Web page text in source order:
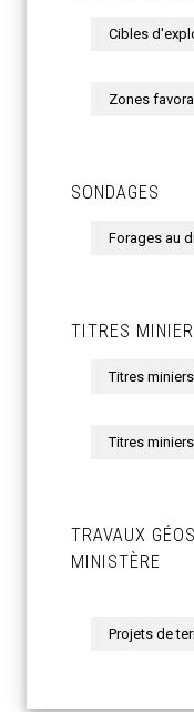
Cibles
Zones
SONDAGES
Forages au
TITRES
Titres miniers
Titres
TRAVAUX
MINISTÈRE
Projets de